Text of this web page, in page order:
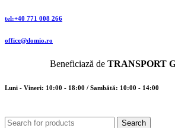
tel:+40 771 008 266
office@domio.ro
Beneficiază de TRANSPORT
Luni - Vineri: 10:00 - 18:00 / Sambătă: 10:00 - 14:00
Search